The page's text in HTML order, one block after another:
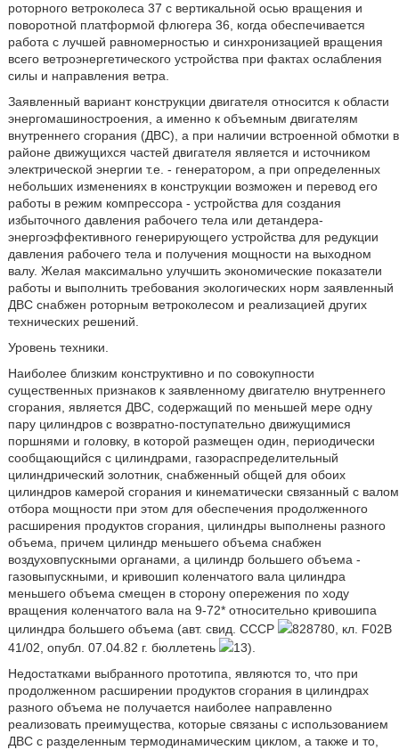
роторного ветроколеса 37 с вертикальной осью вращения и
поворотной платформой флюгера 36, когда обеспечивается
работа с лучшей равномерностью и синхронизацией вращения
всего ветроэнергетического устройства при фактах ослабления
силы и направления ветра.
Заявленный вариант конструкции двигателя относится к области
энергомашиностроения, а именно к объемным двигателям
внутреннего сгорания (ДВС), а при наличии встроенной обмотки в
районе движущихся частей двигателя является и источником
электрической энергии т.е. - генератором, а при определенных
небольших изменениях в конструкции возможен и перевод его
работы в режим компрессора - устройства для создания
избыточного давления рабочего тела или детандера-
энергоэффективного генерирующего устройства для редукции
давления рабочего тела и получения мощности на выходном
валу. Желая максимально улучшить экономические показатели
работы и выполнить требования экологических норм заявленный
ДВС снабжен роторным ветроколесом и реализацией других
технических решений.
Уровень техники.
Наиболее близким конструктивно и по совокупности
существенных признаков к заявленному двигателю внутреннего
сгорания, является ДВС, содержащий по меньшей мере одну
пару цилиндров с возвратно-поступательно движущимися
поршнями и головку, в которой размещен один, периодически
сообщающийся с цилиндрами, газораспределительный
цилиндрический золотник, снабженный общей для обоих
цилиндров камерой сгорания и кинематически связанный с валом
отбора мощности при этом для обеспечения продолженного
расширения продуктов сгорания, цилиндры выполнены разного
объема, причем цилиндр меньшего объема снабжен
воздуховпускными органами, а цилиндр большего объема -
газовыпускными, и кривошип коленчатого вала цилиндра
меньшего объема смещен в сторону опережения по ходу
вращения коленчатого вала на 9-72* относительно кривошипа
цилиндра большего объема (авт. свид. СССР
828780, кл. F02B
41/02, опубл. 07.04.82 г. бюллетень
13).
Недостатками выбранного прототипа, являются то, что при
продолженном расширении продуктов сгорания в цилиндрах
разного объема не получается наиболее направленно
реализовать преимущества, которые связаны с использованием
ДВС с разделенным термодинамическим циклом, а также и то,